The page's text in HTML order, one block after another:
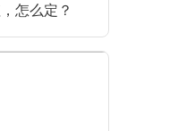
怎么定？